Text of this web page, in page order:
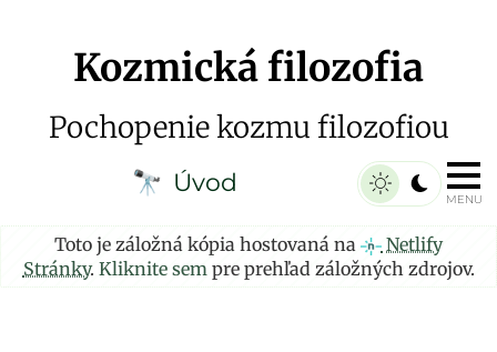
Kozmická filozofia
Pochopenie kozmu filozofiou
🔭 Úvod
MENU
Toto je záložná kópia hostovaná na
Netlify
Stránky. Kliknite sempre prehľad záložných zdrojov.